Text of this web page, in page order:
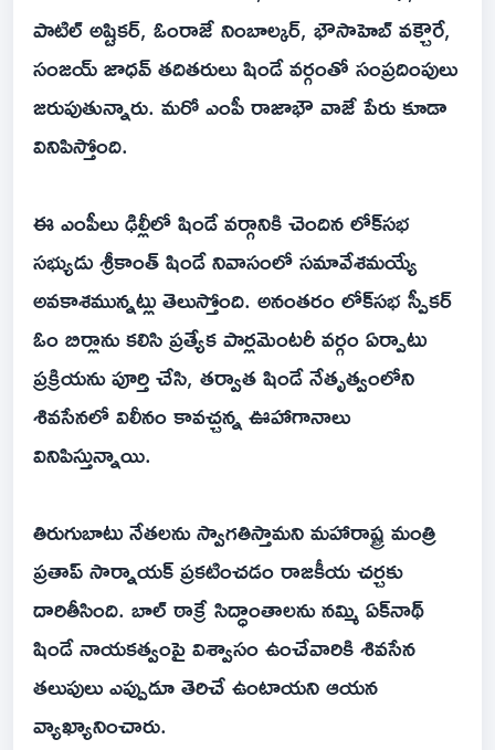
పాటిల్‌ అష్టికర్‌, ఓంరాజే నింబాల్కర్‌, భౌసాహెబ్‌ వక్చౌరే,
సంజయ్‌ జాధవ్‌ తదితరులు షిండే వర్గంతో సంప్రదింపులు
జరుపుతున్నారు. మరో ఎంపీ రాజాభౌ వాజే పేరు కూడా
వినిపిస్తోంది.
ఈ ఎంపీలు ఢిల్లీలో షిండే వర్గానికి చెందిన లోక్‌సభ
సభ్యుడు శ్రీకాంత్‌ షిండే నివాసంలో సమావేశమయ్యే
అవకాశమున్నట్లు తెలుస్తోంది. అనంతరం లోక్‌సభ స్పీకర్‌
ఓం బిర్లాను కలిసి ప్రత్యేక పార్లమెంటరీ వర్గం ఏర్పాటు
ప్రక్రియను పూర్తి చేసి, తర్వాత షిండే నేతృత్వంలోని
శివసేనలో విలీనం కావచ్చన్న ఊహాగానాలు
వినిపిస్తున్నాయి.
తిరుగుబాటు నేతలను స్వాగతిస్తామని మహారాష్ట్ర మంత్రి
ప్రతాప్‌ సార్నాయక్‌ ప్రకటించడం రాజకీయ చర్చకు
దారితీసింది. బాల్‌ ఠాక్రే సిద్ధాంతాలను నమ్మి ఏక్‌నాథ్‌
షిండే నాయకత్వంపై విశ్వాసం ఉంచేవారికి శివసేన
తలుపులు ఎప్పుడూ తెరిచే ఉంటాయని ఆయన
వ్యాఖ్యానించారు.